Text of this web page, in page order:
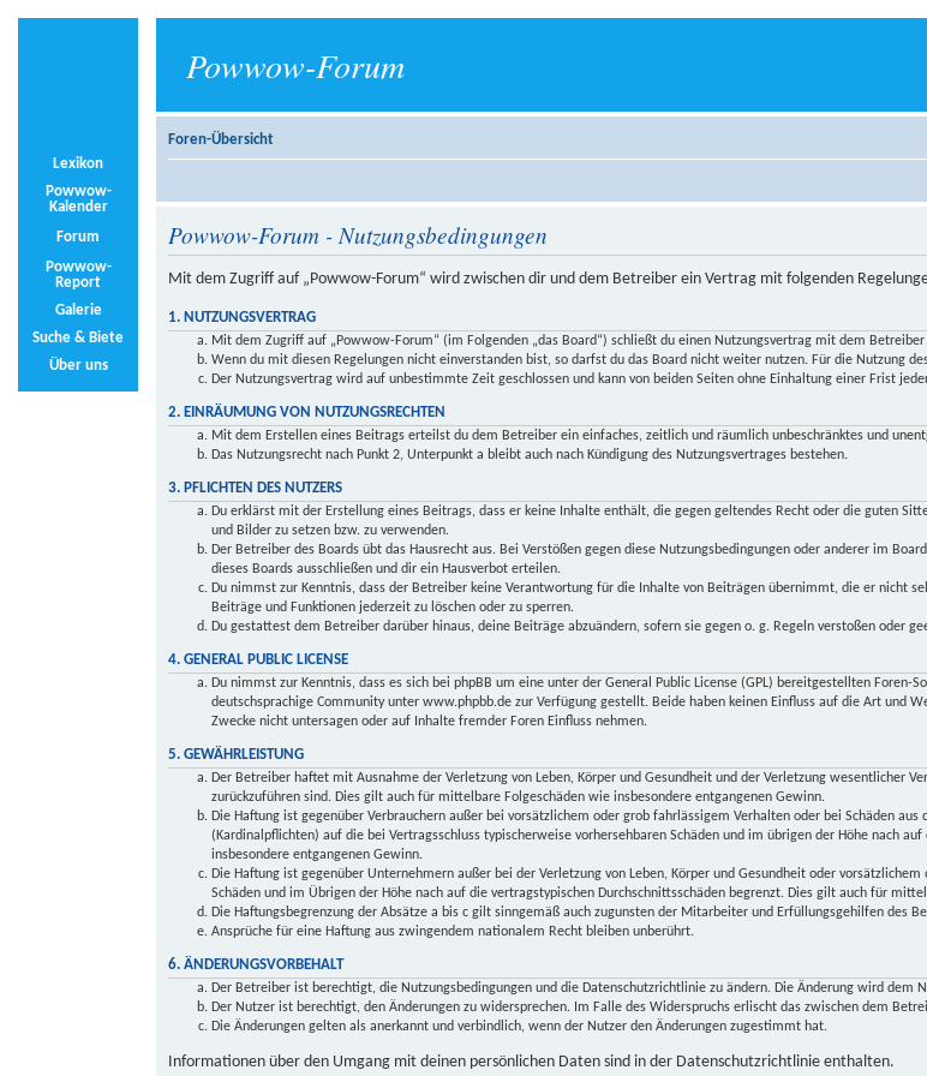
Powwow-Forum
Lexikon
Powwow-
Kalender
Forum
Powwow-
Report
Galerie
Suche & Biete
Über uns
Foren-Übersicht
Powwow-Forum - Nutzungsbedingungen
Mit dem Zugriff auf „Powwow-Forum“ wird zwischen dir und dem Betreiber ein Vertrag mit folgenden
1. NUTZUNGSVERTRAG
Mit dem Zugriff auf „Powwow-Forum“ (im Folgenden „das Board“) schließt du einen Nutzungsvertrag mit dem
Wenn du mit diesen Regelungen nicht einverstanden bist, so darfst du das Board nicht weiter nutzen. Für die Nutzung
Der Nutzungsvertrag wird auf unbestimmte Zeit geschlossen und kann von beiden Seiten ohne Einhaltung einer Frist
2. EINRÄUMUNG VON NUTZUNGSRECHTEN
Mit dem Erstellen eines Beitrags erteilst du dem Betreiber ein einfaches, zeitlich und räumlich unbeschränktes und
Das Nutzungsrecht nach Punkt 2, Unterpunkt a bleibt auch nach Kündigung des Nutzungsvertrages bestehen.
3. PFLICHTEN DES NUTZERS
Du erklärst mit der Erstellung eines Beitrags, dass er keine Inhalte enthält, die gegen geltendes Recht oder die guten
und Bilder zu setzen bzw. zu verwenden.
Der Betreiber des Boards übt das Hausrecht aus. Bei Verstößen gegen diese Nutzungsbedingungen oder anderer im
dieses Boards ausschließen und dir ein Hausverbot erteilen.
Du nimmst zur Kenntnis, dass der Betreiber keine Verantwortung für die Inhalte von Beiträgen übernimmt, die er nicht
Beiträge und Funktionen jederzeit zu löschen oder zu sperren.
Du gestattest dem Betreiber darüber hinaus, deine Beiträge abzuändern, sofern sie gegen o. g. Regeln verstoßen oder
4. GENERAL PUBLIC LICENSE
Du nimmst zur Kenntnis, dass es sich bei phpBB um eine unter der General Public License (GPL) bereitgestellten
deutschsprachige Community unter www.phpbb.de zur Verfügung gestellt. Beide haben keinen Einfluss auf die Art
Zwecke nicht untersagen oder auf Inhalte fremder Foren Einfluss nehmen.
5. GEWÄHRLEISTUNG
Der Betreiber haftet mit Ausnahme der Verletzung von Leben, Körper und Gesundheit und der Verletzung wesentlicher
zurückzuführen sind. Dies gilt auch für mittelbare Folgeschäden wie insbesondere entgangenen Gewinn.
Die Haftung ist gegenüber Verbrauchern außer bei vorsätzlichem oder grob fahrlässigem Verhalten oder bei Schäden
(Kardinalpflichten) auf die bei Vertragsschluss typischerweise vorhersehbaren Schäden und im übrigen der Höhe nach
insbesondere entgangenen Gewinn.
Die Haftung ist gegenüber Unternehmern außer bei der Verletzung von Leben, Körper und Gesundheit oder
Schäden und im Übrigen der Höhe nach auf die vertragstypischen Durchschnittsschäden begrenzt. Dies gilt auch für
Die Haftungsbegrenzung der Absätze a bis c gilt sinngemäß auch zugunsten der Mitarbeiter und Erfüllungsgehilfen des
Ansprüche für eine Haftung aus zwingendem nationalem Recht bleiben unberührt.
6. ÄNDERUNGSVORBEHALT
Der Betreiber ist berechtigt, die Nutzungsbedingungen und die Datenschutzrichtlinie zu ändern. Die Änderung wird dem
Der Nutzer ist berechtigt, den Änderungen zu widersprechen. Im Falle des Widerspruchs erlischt das zwischen dem
Die Änderungen gelten als anerkannt und verbindlich, wenn der Nutzer den Änderungen zugestimmt hat.
Informationen über den Umgang mit deinen persönlichen Daten sind in der Datenschutzrichtlinie enthalten.